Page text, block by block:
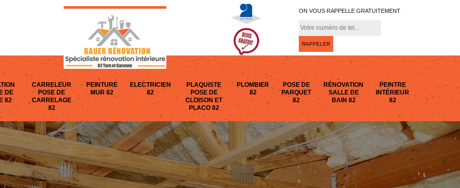
ON VOUS RAPPELLE GRATUITEMENT
DE
82
CARRELEUR
POSE DE
CARRELAGE
82
PEINTURE
MUR 82
ELECTRICIEN
82
PLAQUISTE
POSE DE
CLOISON ET
PLACO 82
PLOMBIER
82
POSE DE
PARQUET
82
RÉNOVATION
SALLE DE
BAIN 82
PEINTRE
INTÉRIEUR
82